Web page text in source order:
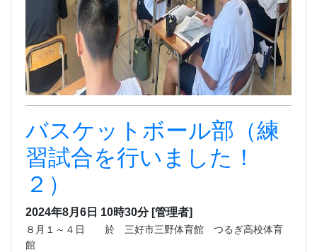
バスケットボール部（練
習試合を行いました！
２）
2024年8月6日 10時30分 [管理者]
８月１～４日 於 三好市三野体育館 つるぎ高校体育
館